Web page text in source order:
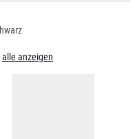
alle anzeigen